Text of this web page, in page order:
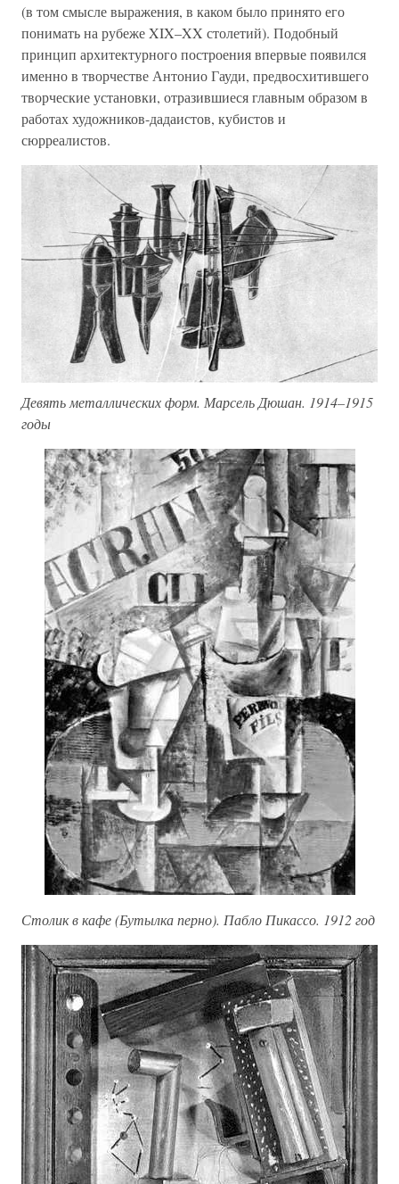
(в том смысле выражения, в каком было принято его
понимать на рубеже XIX–XX столетий). Подобный
принцип архитектурного построения впервые появился
именно в творчестве Антонио Гауди, предвосхитившего
творческие установки, отразившиеся главным образом в
работах художников-дадаистов, кубистов и
сюрреалистов.
Девять металлических форм. Марсель Дюшан. 1914–1915
годы
Столик в кафе (Бутылка перно). Пабло Пикассо. 1912 год